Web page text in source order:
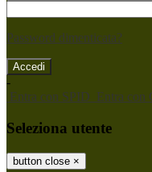
Password dimenticata?
-
Entra con SPID Entra con
Seleziona utente
button close ×